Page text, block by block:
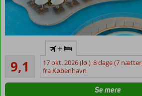
af Ixia og
tæt på
stranden
9,1
Fremragende
27
anmeldelser
+
17 okt. 2026 (lø.) 8 dage (7
fra København
Se mere